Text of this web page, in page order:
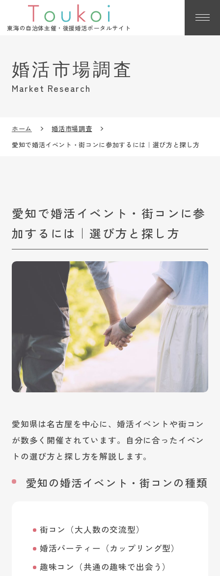
東海の自治体主催・後援婚活ポータルサイト
Market Research
ホーム
婚活市場調査
愛知で婚活イベント・街コンに参加するには｜選び方と探し方
愛知で婚活イベント・街コンに参
加するには｜選び方と探し方
愛知県は名古屋を中心に、婚活イベントや街コン
が数多く開催されています。自分に合ったイベン
トの選び方と探し方を解説します。
愛知の婚活イベント・街コンの種類
街コン（大人数の交流型）
婚活パーティー（カップリング型）
趣味コン（共通の趣味で出会う）